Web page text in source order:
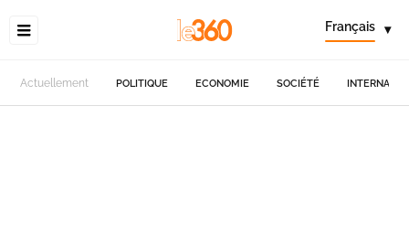
Français ▾
Actuellement POLITIQUE ECONOMIE SOCIÉTÉ